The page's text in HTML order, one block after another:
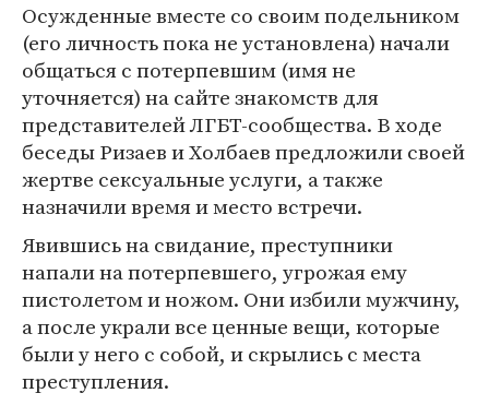
Осужденные вместе со своим подельником
(его личность пока не установлена) начали
общаться с потерпевшим (имя не
уточняется) на сайте знакомств для
представителей ЛГБТ-сообщества. В ходе
беседы Ризаев и Холбаев предложили своей
жертве сексуальные услуги, а также
назначили время и место встречи.
Явившись на свидание, преступники
напали на потерпевшего, угрожая ему
пистолетом и ножом. Они избили мужчину,
а после украли все ценные вещи, которые
были у него с собой, и скрылись с места
преступления.